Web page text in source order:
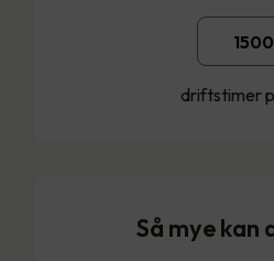
driftstimer
Så mye kan